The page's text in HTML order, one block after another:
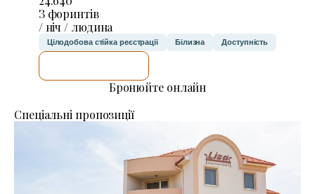
З форинтів
/ ніч / людина
Цілодобова стійка реєстрації Білизна Доступність
Бронюйте онлайн
Спеціальні пропозиції